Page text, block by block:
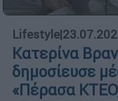
Lifestyle|
Κατερίνα
δημοσίευσε
«Πέρασα